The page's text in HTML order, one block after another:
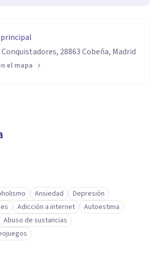
Conquistadores, 28863 Cobeña, Madrid
el mapa
Ansiedad
Depresión
Adicción a internet
Autoestima
Abuso de sustancias